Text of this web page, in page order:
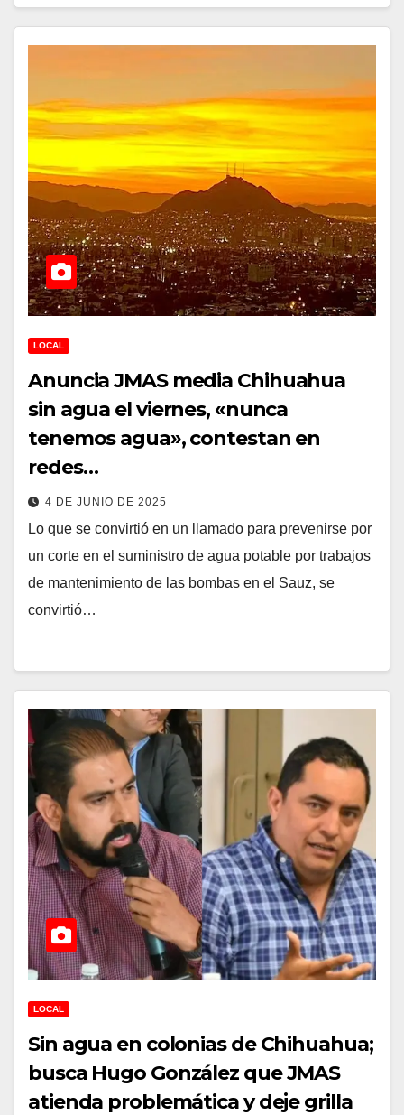
LOCAL
Anuncia JMAS media Chihuahua
sin agua el viernes, «nunca
tenemos agua», contestan en
redes…
4 DE JUNIO DE 2025
Lo que se convirtió en un llamado para prevenirse por
un corte en el suministro de agua potable por trabajos
de mantenimiento de las bombas en el Sauz, se
convirtió…
LOCAL
Sin agua en colonias de Chihuahua;
busca Hugo González que JMAS
atienda problemática y deje grilla